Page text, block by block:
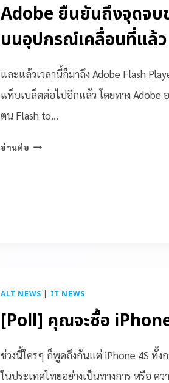
Adobe ยืนยันถึงจุดจบ
บนอุปกรณ์เคลื่อนที่แล้ว
และแล้วเวลานี้ก็มาถึง Adobe Flash
แท็บเบล็ตต่อไปอีกแล้ว โดยทาง Adobe
ตน Flash to…
อ่านต่อ
ALT NEWS | IT NEWS
[Poll] คุณจะซื้อ
ช่วงนี้ใครๆ ก็พูดถึงกันแต่ iPhone 4S ทั้ง
ในประเทศไทยอย่างเป็นทางการ หรือ ค